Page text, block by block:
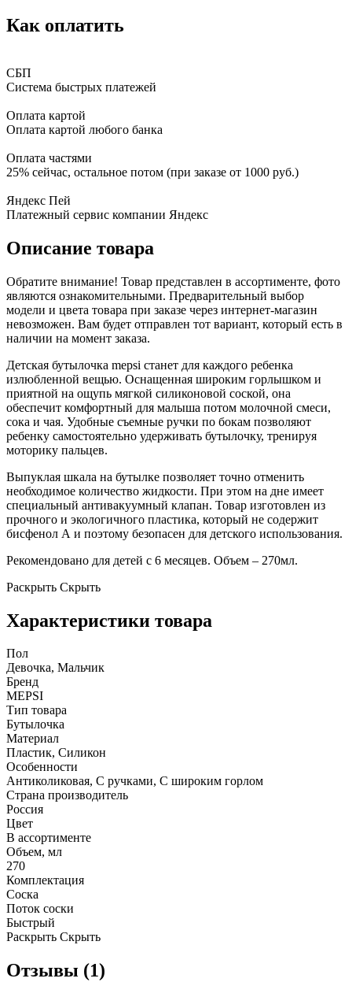
Как оплатить
СБП
Система быстрых платежей
Оплата картой
Оплата картой любого банка
Оплата частями
25% сейчас, остальное потом (при заказе от 1000 руб.)
Яндекс Пей
Платежный сервис компании Яндекс
Описание товара
Обратите внимание! Товар представлен в ассортименте, фото
являются ознакомительными. Предварительный выбор
модели и цвета товара при заказе через интернет-магазин
невозможен. Вам будет отправлен тот вариант, который есть в
наличии на момент заказа.
Детская бутылочка mepsi станет для каждого ребенка
излюбленной вещью. Оснащенная широким горлышком и
приятной на ощупь мягкой силиконовой соской, она
обеспечит комфортный для малыша потом молочной смеси,
сока и чая. Удобные съемные ручки по бокам позволяют
ребенку самостоятельно удерживать бутылочку, тренируя
моторику пальцев.
Выпуклая шкала на бутылке позволяет точно отменить
необходимое количество жидкости. При этом на дне имеет
специальный антивакуумный клапан. Товар изготовлен из
прочного и экологичного пластика, который не содержит
бисфенол А и поэтому безопасен для детского использования.
Рекомендовано для детей с 6 месяцев. Объем – 270мл.
Раскрыть Скрыть
Характеристики товара
Пол
Девочка, Мальчик
Бренд
MEPSI
Тип товара
Бутылочка
Материал
Пластик, Силикон
Особенности
Антиколиковая, С ручками, С широким горлом
Страна производитель
Россия
Цвет
В ассортименте
Объем, мл
270
Комплектация
Соска
Поток соски
Быстрый
Раскрыть Скрыть
Отзывы (1)